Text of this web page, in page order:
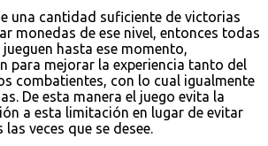
una cantidad suficiente de victorias
monedas de ese nivel, entonces todas
hasta ese momento,
para mejorar la experiencia tanto del
combatientes, con lo cual igualmente
De esta manera el juego evita la
a esta limitación en lugar de evitar
veces que se desee.